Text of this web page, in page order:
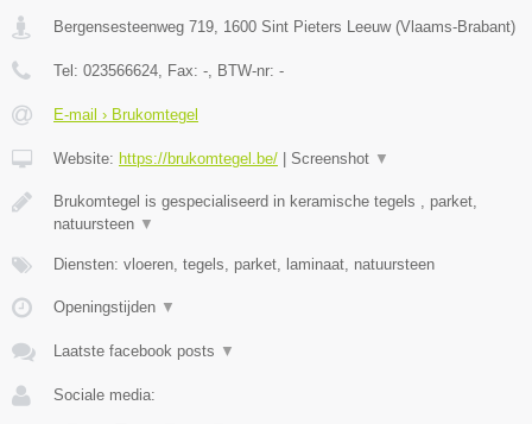
Bergensesteenweg 719, 1600 Sint Pieters Leeuw(Vlaams-Brabant)
Tel: 023566624, Fax: -, BTW-nr: -
E-mail › Brukomtegel
Website: https://brukomtegel.be/ Screenshot ▼
Brukomtegel is gespecialiseerd in keramische tegels , parket,
natuursteen ▼
Diensten: vloeren, tegels, parket, laminaat, natuursteen
Openingstijden ▼
Laatste facebook posts ▼
Sociale media: